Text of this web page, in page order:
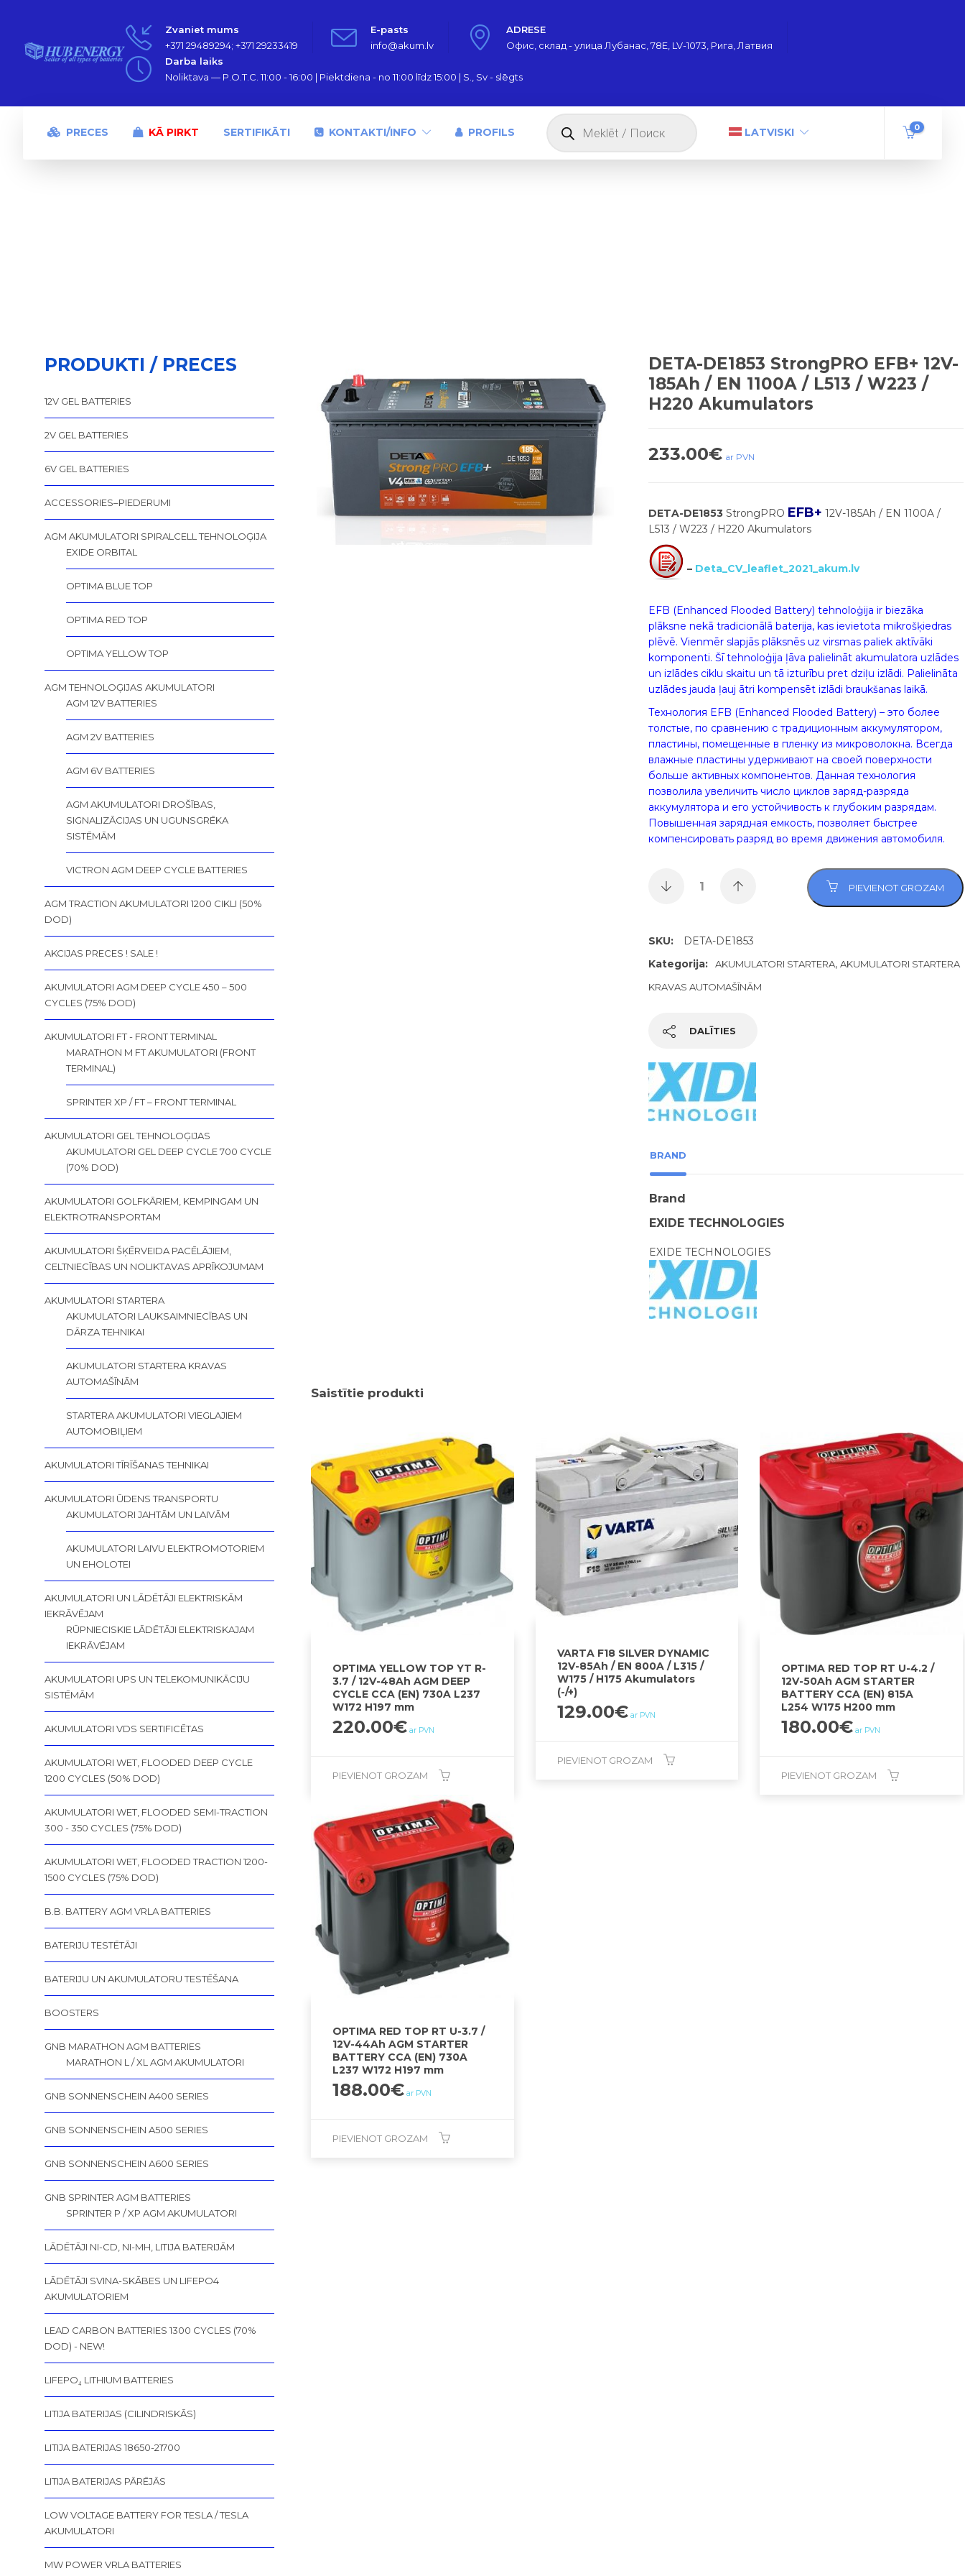
Zvaniet mums
+371 29489294; +371 29233419
E-pasts
info@akum.lv
ADRESE
Офис, склад - улица Лубанас, 78Е, LV-1073, Рига, Латвия
Darba laiks
Noliktava — P.O.T.C. 11:00 - 16:00 | Piektdiena - no 11:00 līdz 15:00 | S., Sv - slēgts
PRECES KĀ PIRKT SERTIFIKĀTI KONTAKTI/INFO PROFILS
Products
search LATVISKI 0
DETA-DE1853 StrongPRO EFB+ 12V-
185Ah / EN 1100A / L513 / W223 /
H220 Akumulators
233.00€ ar PVN
DETA-DE1853StrongPRO EFB+ 12V-185Ah / EN 1100A /
L513 / W223 / H220 Akumulators
– Deta_CV_leaflet_2021_akum.lv
EFB (Enhanced Flooded Battery) tehnoloģija ir biezāka
plāksne nekā tradicionālā baterija, kas ievietota mikrošķiedras
plēvē. Vienmēr slapjās plāksnēs uz virsmas paliek aktīvāki
komponenti. Šī tehnoloģija ļāva palielināt akumulatora uzlādes
un izlādes ciklu skaitu un tā izturību pret dziļu izlādi. Palielināta
uzlādes jauda ļauj ātri kompensēt izlādi braukšanas laikā.
Технология EFB (Enhanced Flooded Battery) – это более
толстые, по сравнению с традиционным аккумулятором,
пластины, помещенные в пленку из микроволокна. Всегда
влажные пластины удерживают на своей поверхности
больше активных компонентов. Данная технология
позволила увеличить число циклов заряд-разряда
аккумулятора и его устойчивость к глубоким разрядам.
Повышенная зарядная емкость, позволяет быстрее
компенсировать разряд во время движения автомобиля.
PIEVIENOT GROZAM
SKU:
DETA-DE1853
Kategorija:
AKUMULATORI STARTERA, AKUMULATORI STARTERA
KRAVAS AUTOMAŠĪNĀM
DALĪTIES
BRAND
Brand
EXIDE TECHNOLOGIES
EXIDE TECHNOLOGIES
Saistītie produkti
OPTIMA YELLOW TOP YT R-
3.7 / 12V-48Ah AGM DEEP
CYCLE CCA (EN) 730A L237
W172 H197 mm
220.00€ ar PVN
PIEVIENOT GROZAM
VARTA F18 SILVER DYNAMIC
12V-85Ah / EN 800A / L315 /
W175 / H175 Akumulators
(-/+)
129.00€ ar PVN
PIEVIENOT GROZAM
OPTIMA RED TOP RT U-4.2 /
12V-50Ah AGM STARTER
BATTERY CCA (EN) 815A
L254 W175 H200 mm
180.00€ ar PVN
PIEVIENOT GROZAM
OPTIMA RED TOP RT U-3.7 /
12V-44Ah AGM STARTER
BATTERY CCA (EN) 730A
L237 W172 H197 mm
188.00€ ar PVN
PIEVIENOT GROZAM
PRODUKTI / PRECES
12V GEL BATTERIES
2V GEL BATTERIES
6V GEL BATTERIES
ACCESSORIES–PIEDERUMI
AGM AKUMULATORI SPIRALCELL TEHNOLOĢIJA
EXIDE ORBITAL
OPTIMA BLUE TOP
OPTIMA RED TOP
OPTIMA YELLOW TOP
AGM TEHNOLOĢIJAS AKUMULATORI
AGM 12V BATTERIES
AGM 2V BATTERIES
AGM 6V BATTERIES
AGM AKUMULATORI DROŠĪBAS,
SIGNALIZĀCIJAS UN UGUNSGRĒKA
SISTĒMĀM
VICTRON AGM DEEP CYCLE BATTERIES
AGM TRACTION AKUMULATORI 1200 CIKLI (50%
DOD)
AKCIJAS PRECES ! SALE !
AKUMULATORI AGM DEEP CYCLE 450 – 500
CYCLES (75% DOD)
AKUMULATORI FT - FRONT TERMINAL
MARATHON M FT AKUMULATORI (FRONT
TERMINAL)
SPRINTER XP / FT – FRONT TERMINAL
AKUMULATORI GEL TEHNOLOĢIJAS
AKUMULATORI GEL DEEP CYCLE 700 CYCLE
(70% DOD)
AKUMULATORI GOLFKĀRIEM, KEMPINGAM UN
ELEKTROTRANSPORTAM
AKUMULATORI ŠĶĒRVEIDA PACĒLĀJIEM,
CELTNIECĪBAS UN NOLIKTAVAS APRĪKOJUMAM
AKUMULATORI STARTERA
AKUMULATORI LAUKSAIMNIECĪBAS UN
DĀRZA TEHNIKAI
AKUMULATORI STARTERA KRAVAS
AUTOMAŠĪNĀM
STARTERA AKUMULATORI VIEGLAJIEM
AUTOMOBIĻIEM
AKUMULATORI TĪRĪŠANAS TEHNIKAI
AKUMULATORI ŪDENS TRANSPORTU
AKUMULATORI JAHTĀM UN LAIVĀM
AKUMULATORI LAIVU ELEKTROMOTORIEM
UN EHOLOTEI
AKUMULATORI UN LĀDĒTĀJI ELEKTRISKĀM
IEKRĀVĒJAM
RŪPNIECISKIE LĀDĒTĀJI ELEKTRISKAJAM
IEKRĀVĒJAM
AKUMULATORI UPS UN TELEKOMUNIKĀCIJU
SISTĒMĀM
AKUMULATORI VDS SERTIFICĒTAS
AKUMULATORI WET, FLOODED DEEP CYCLE
1200 CYCLES (50% DOD)
AKUMULATORI WET, FLOODED SEMI-TRACTION
300 - 350 CYCLES (75% DOD)
AKUMULATORI WET, FLOODED TRACTION 1200-
1500 CYCLES (75% DOD)
B.B. BATTERY AGM VRLA BATTERIES
BATERIJU TESTĒTĀJI
BATERIJU UN AKUMULATORU TESTĒŠANA
BOOSTERS
GNB MARATHON AGM BATTERIES
MARATHON L / XL AGM AKUMULATORI
GNB SONNENSCHEIN A400 SERIES
GNB SONNENSCHEIN A500 SERIES
GNB SONNENSCHEIN A600 SERIES
GNB SPRINTER AGM BATTERIES
SPRINTER P / XP AGM AKUMULATORI
LĀDĒTĀJI NI-CD, NI-MH, LITIJA BATERIJĀM
LĀDĒTĀJI SVINA-SKĀBES UN LIFEPO4
AKUMULATORIEM
LEAD CARBON BATTERIES 1300 CYCLES (70%
DOD) - NEW!
LIFEPO₄ LITHIUM BATTERIES
LITIJA BATERIJAS (CILINDRISKĀS)
LITIJA BATERIJAS 18650-21700
LITIJA BATERIJAS PĀRĒJĀS
LOW VOLTAGE BATTERY FOR TESLA / TESLA
AKUMULATORI
MW POWER VRLA BATTERIES